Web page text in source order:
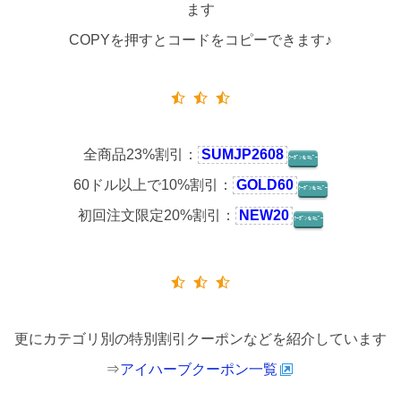
ます
COPYを押すとコードをコピーできます♪
全商品23%割引： SUMJP2608 ｸｰﾎﾟﾝをｺﾋﾟｰ
60ドル以上で10%割引： GOLD60 ｸｰﾎﾟﾝをｺﾋﾟｰ
初回注文限定20%割引： NEW20 ｸｰﾎﾟﾝをｺﾋﾟｰ
更にカテゴリ別の特別割引クーポンなどを紹介しています
⇒アイハーブクーポン一覧